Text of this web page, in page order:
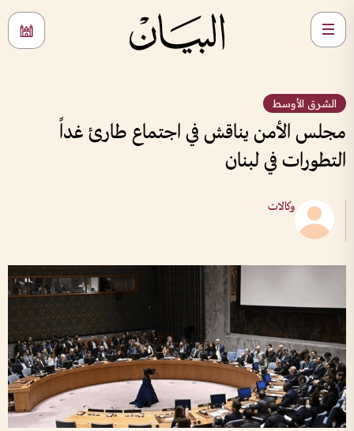
الشرق الأوسط
مجلس الأمن يناقش في اجتماع طارئ غداً
التطورات في لبنان
وكالات